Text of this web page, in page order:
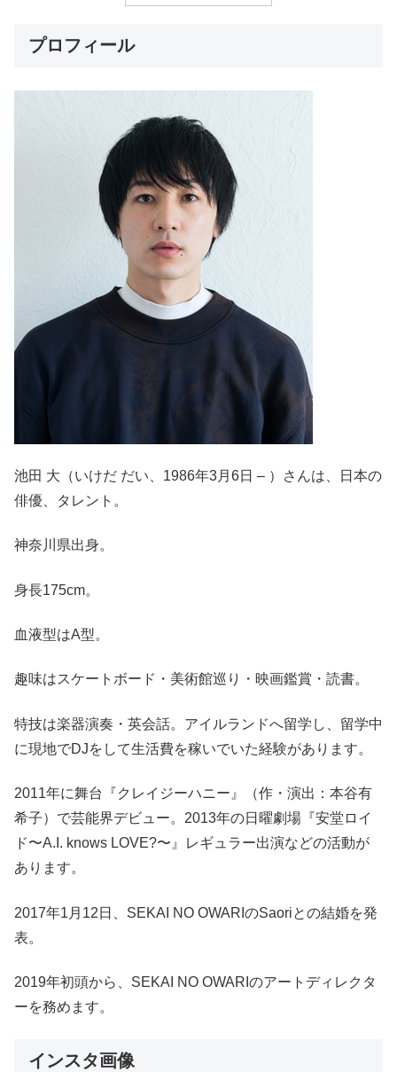
プロフィール
池田 大（いけだ だい、1986年3月6日 – ）さんは、日本の
俳優、タレント。
神奈川県出身。
身長175cm。
血液型はA型。
趣味はスケートボード・美術館巡り・映画鑑賞・読書。
特技は楽器演奏・英会話。アイルランドへ留学し、留学中
に現地でDJをして生活費を稼いでいた経験があります。
2011年に舞台『クレイジーハニー』（作・演出：本谷有
希子）で芸能界デビュー。2013年の日曜劇場『安堂ロイ
ド〜A.I. knows LOVE?〜』レギュラー出演などの活動が
あります。
2017年1月12日、SEKAI NO OWARIのSaoriとの結婚を発
表。
2019年初頭から、SEKAI NO OWARIのアートディレクタ
ーを務めます。
インスタ画像